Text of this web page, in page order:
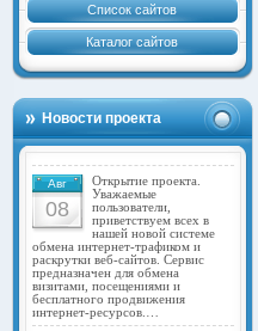
Список сайтов
Каталог сайтов
Новости проекта
Авг
08
Открытие проекта.
Уважаемые
пользователи,
приветствуем всех в
нашей новой системе
обмена интернет-трафиком и
раскрутки веб-сайтов. Сервис
предназначен для обмена
визитами, посещениями и
бесплатного продвижения
интернет-ресурсов.…